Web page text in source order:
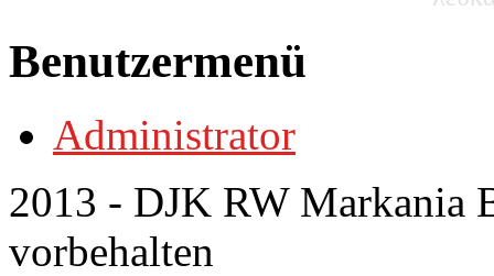
Benutzermenü
Administrator
2013 - DJK RW Markania
vorbehalten